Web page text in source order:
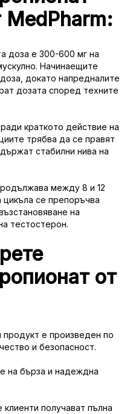
MedPharm:
доза е 300-600 мг на
Начинаещите
докато напредналите
дозата според техните
краткото действие на
трябва да се правят
стабилни нива на
между 8 и 12
се препоръчва
на
тестостерон.
от
продукт е произведен по
и безопасност.
на бърза и надеждна
клиенти получават пълна